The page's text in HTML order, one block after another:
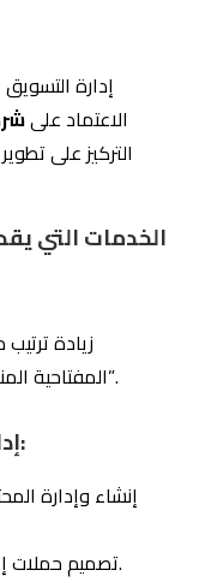
إدارة
الاعتماد على
التركيز على
الخدمات التي
زيادة
المفتاحية المناسبة مثل “أفضل مكتب تسويق الكتروني”.
2. إدارة وسائل التواصل الاجتماعي:
إنشاء وإدارة
تصميم حملات إعلانية تستهدف الفئات المهتمة بخدماتك.